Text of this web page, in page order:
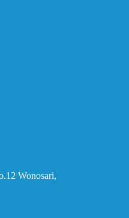
Wonosari,